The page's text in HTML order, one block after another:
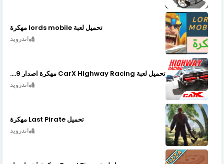
تحميل لعبة lords mobile مهكرة
اندرويد
تحميل لعبة CarX Highway Racing مهكرة اصدار v1.74.9
اندرويد
تحميل Last Pirate مهكرة
اندرويد